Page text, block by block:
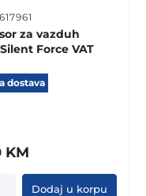
za vazduh
Force VAT
dostava
KM
Dodaj u korpu